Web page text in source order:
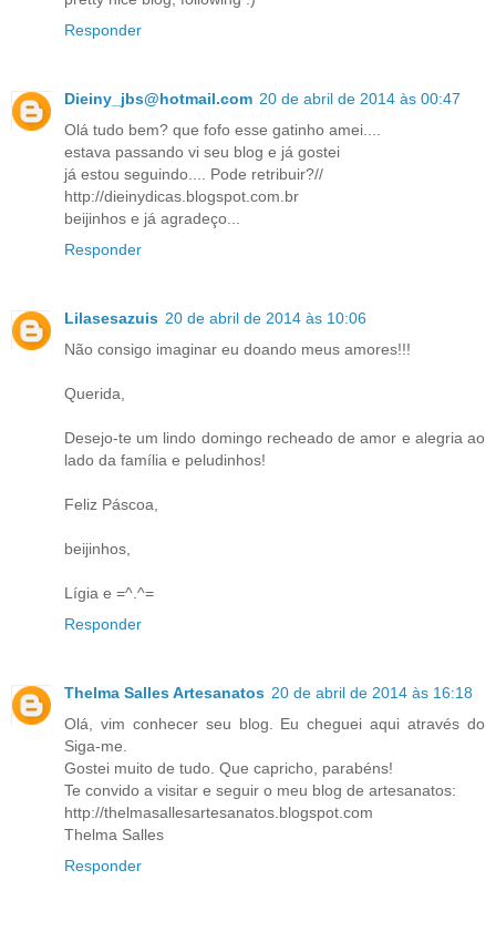
Responder
Dieiny_jbs@hotmail.com 20 de abril de 2014 às 00:47
Olá tudo bem? que fofo esse gatinho amei....
estava passando vi seu blog e já gostei
já estou seguindo.... Pode retribuir?//
http://dieinydicas.blogspot.com.br
beijinhos e já agradeço...
Responder
Lilasesazuis 20 de abril de 2014 às 10:06
Não consigo imaginar eu doando meus amores!!!
Querida,
Desejo-te um lindo domingo recheado de amor e alegria ao
lado da família e peludinhos!
Feliz Páscoa,
beijinhos,
Lígia e =^.^=
Responder
Thelma Salles Artesanatos 20 de abril de 2014 às 16:18
Olá, vim conhecer seu blog. Eu cheguei aqui através do
Siga-me.
Gostei muito de tudo. Que capricho, parabéns!
Te convido a visitar e seguir o meu blog de artesanatos:
http://thelmasallesartesanatos.blogspot.com
Thelma Salles
Responder